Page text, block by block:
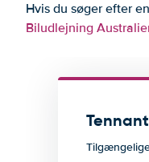
Hvis du søger efter
Biludlejning